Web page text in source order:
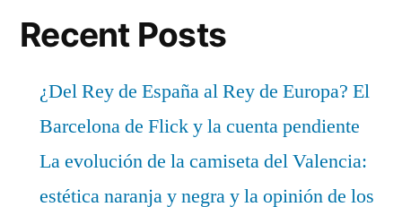
Recent Posts
¿Del Rey de España al Rey de Europa? El
Barcelona de Flick y la cuenta pendiente
La evolución de la camiseta del Valencia:
estética naranja y negra y la opinión de los